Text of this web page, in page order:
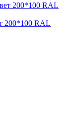
200*100 RAL